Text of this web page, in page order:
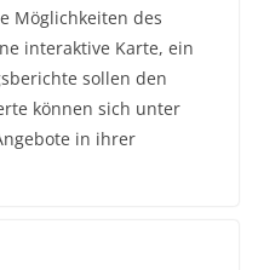
Möglichkeiten des
interaktive Karte, ein
sollen den
können sich unter
in ihrer